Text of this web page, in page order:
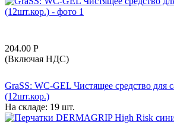
204.00 Р
(Включая НДС)
GraSS: WC-GEL Чистящее средство для
(12шт.кор.)
На складе: 19 шт.